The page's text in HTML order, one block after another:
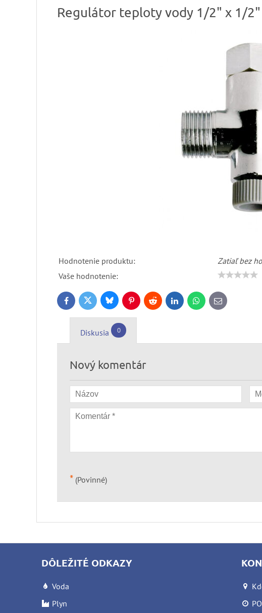
Regulátor teploty vody 1/2" x 1/2"
Hodnotenie produktu:
Zatiaľ bez
Vaše hodnotenie:
FacebookTwitter BlueskyPinterestReddit LinkedInWhatsApp
E-
mail
Diskusia 0
Nový komentár
* (Povinné)
DÔLEŽITÉ ODKAZY
Voda
Plyn